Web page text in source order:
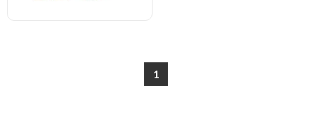
1